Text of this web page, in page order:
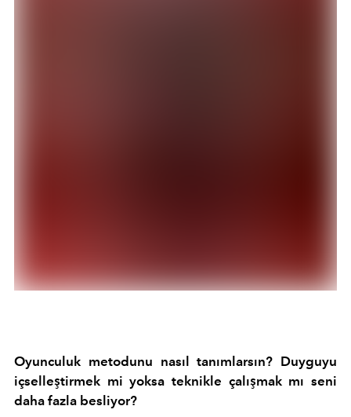
Oyunculuk metodunu nasıl tanımlarsın? Duyguyu
içselleştirmek mi yoksa teknikle çalışmak mı seni
daha fazla besliyor?